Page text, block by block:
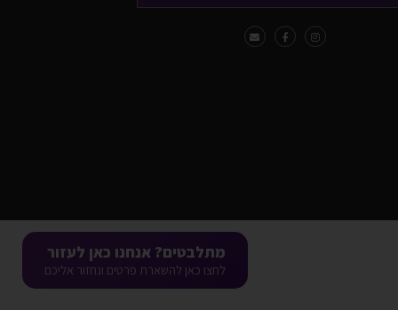
מתלבטים? אנחנו כאן לעזור
לחצו כאן להשארת פרטים ונחזור אליכם